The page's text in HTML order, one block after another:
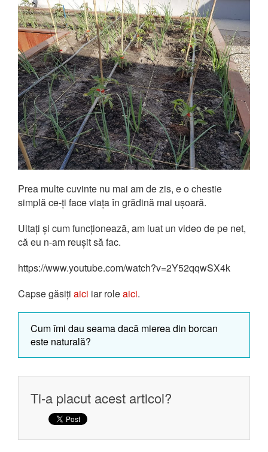
Prea multe cuvinte nu mai am de zis, e o chestie
simplă ce-ți face viața în grădină mai ușoară.
Uitați și cum funcționează, am luat un video de pe net,
că eu n-am reușit să fac.
https://www.youtube.com/watch?v=2Y52qqwSX4k
Capse găsiți aici iar roleaici.
Cum îmi dau seama dacă mierea din borcan
este naturală?
Ti-a placut acest articol?